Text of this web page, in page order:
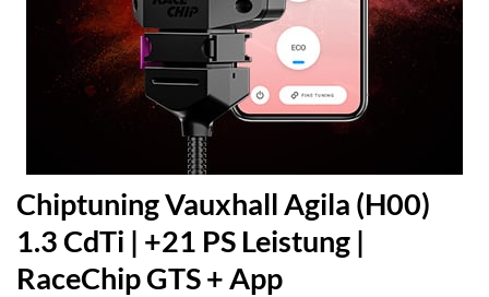
Chiptuning Vauxhall Agila (H00)
1.3 CdTi | +21 PS Leistung |
RaceChip GTS + App